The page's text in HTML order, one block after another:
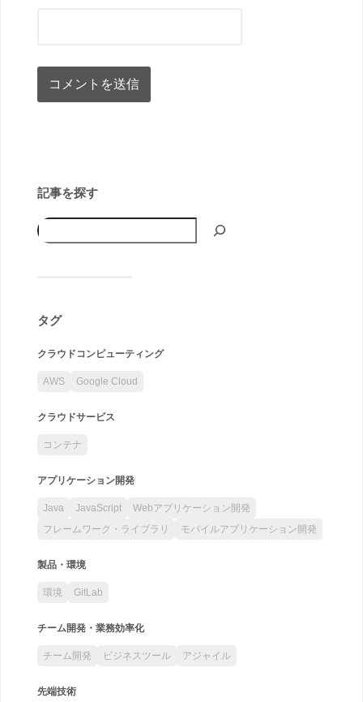
記事を探す
タグ
クラウドコンピューティング
AWS Google Cloud
クラウドサービス
コンテナ
アプリケーション開発
Java JavaScript
Webアプリケーション開発
フレームワーク・ライブラリ
モバイルアプリケーション開発
製品・環境
環境 GitLab
チーム開発・業務効率化
チーム開発 ビジネスツール アジャイル
先端技術